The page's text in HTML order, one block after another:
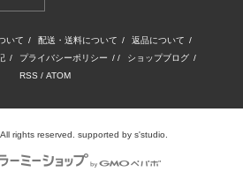
いて / 配送・送料について / 返品について /
/ プライバシーポリシー / / ショップブログ /
RSS / ATOM
All rights reserved. supported by s'studio.